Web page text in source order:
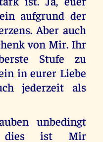
aufgrund der
Aber auch
von Mir. Ihr
Stufe zu
in eurer Liebe
jederzeit als
unbedingt
dies ist Mir